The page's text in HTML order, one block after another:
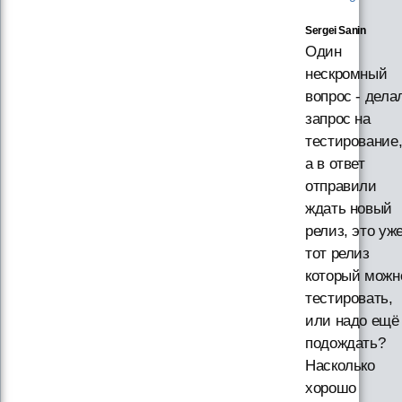
Sergei Sanin
Один
нескромный
вопрос -
запрос на
тестирование,
а в ответ
отправили
ждать новый
релиз, это
тот релиз
который
тестировать,
или надо ещё
подождать?
Насколько
хорошо